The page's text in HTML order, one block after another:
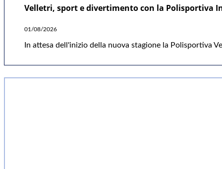
Velletri, sport e divertimento con la Polisportiva
01/08/2026
In attesa dell'inizio della nuova stagione la Polisportiva